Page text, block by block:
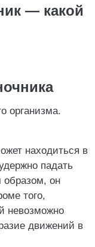
— какой
организма.
находиться в
падать
образом, он
того,
невозможно
движений в